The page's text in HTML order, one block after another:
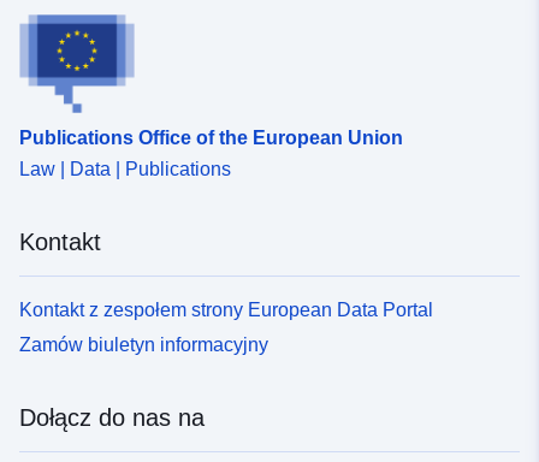
Identyfikatory:
6446-4356-9471-
4573-9dce-7bd3ae52fc5f
Typ:
Zasób:
Publications Office of the European Union
Law | Data | Publications
Kontakt
Kontakt z zespołem strony European Data Portal
Zamów biuletyn informacyjny
Dołącz do nas na